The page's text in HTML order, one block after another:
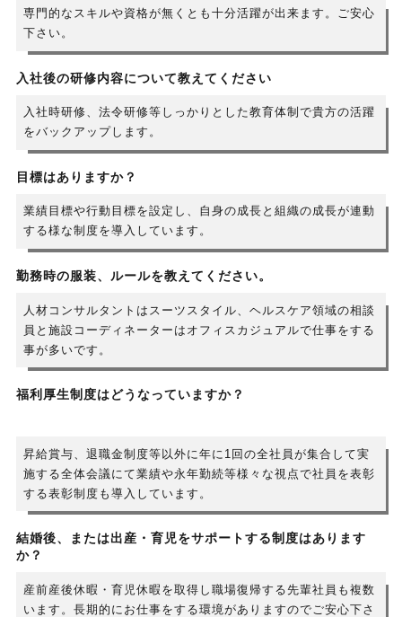
専門的なスキルや資格が無くとも十分活躍が出来ます。ご安心
下さい。
入社後の研修内容について教えてください
入社時研修、法令研修等しっかりとした教育体制で貴方の活躍
をバックアップします。
目標はありますか？
業績目標や行動目標を設定し、自身の成長と組織の成長が連動
する様な制度を導入しています。
勤務時の服装、ルールを教えてください。
人材コンサルタントはスーツスタイル、ヘルスケア領域の相談
員と施設コーディネーターはオフィスカジュアルで仕事をする
事が多いです。
福利厚生制度はどうなっていますか？
昇給賞与、退職金制度等以外に年に1回の全社員が集合して実
施する全体会議にて業績や永年勤続等様々な視点で社員を表彰
する表彰制度も導入しています。
結婚後、または出産・育児をサポートする制度はあります
か？
産前産後休暇・育児休暇を取得し職場復帰する先輩社員も複数
います。長期的にお仕事をする環境がありますのでご安心下さ